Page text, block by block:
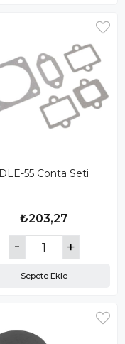
DLE-55 Conta Seti
₺203,27
Sepete Ekle